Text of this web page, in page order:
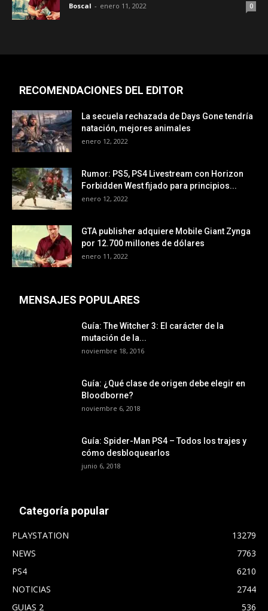
Boscal - enero 11, 2022 0
RECOMENDACIONES DEL EDITOR
La secuela rechazada de Days Gone tendría
natación, mejores animales
enero 12, 2022
Rumor: PS5, PS4 Livestream con Horizon
Forbidden West fijado para principios...
enero 12, 2022
GTA publisher adquiere Mobile Giant Zynga
por 12.700 millones de dólares
enero 11, 2022
MENSAJES POPULARES
Guía: The Witcher 3: El carácter de la
mutación de la...
noviembre 18, 2016
Guía: ¿Qué clase de origen debe elegir en
Bloodborne?
noviembre 6, 2018
Guía: Spider-Man PS4 – Todos los trajes y
cómo desbloquearlos
junio 6, 2018
Categoría popular
PLAYSTATION
13279
NEWS
7763
PS4
6210
NOTICIAS
2744
GUIAS 2
536